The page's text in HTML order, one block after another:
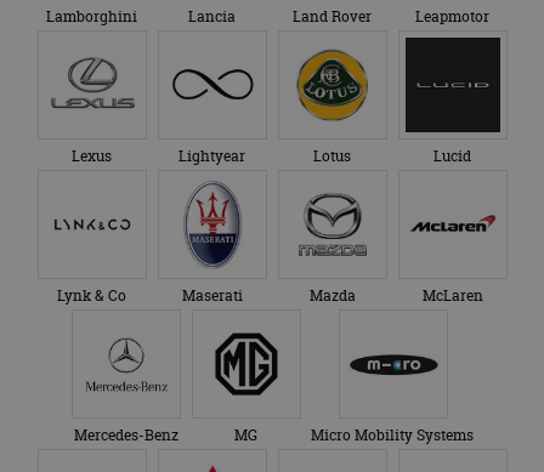
Lamborghini Lancia Land Rover Leapmotor
Lexus Lightyear Lotus Lucid
Lynk & Co Maserati Mazda McLaren
Mercedes-Benz MG Micro Mobility Systems